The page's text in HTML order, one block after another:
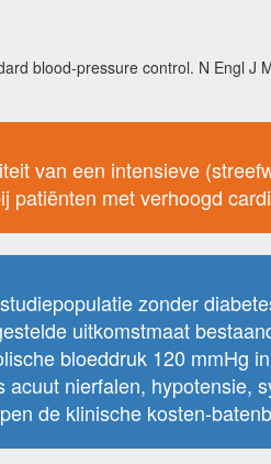
blood-pressure control. N Engl J
van een intensieve
met verhoogd
zonder
uitkomstmaat
bloeddruk 120 mmHg
nierfalen, hypotensie,
de klinische kosten-